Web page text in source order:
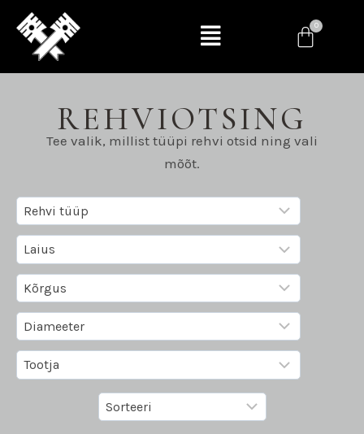
REHVIOTSING
Tee valik, millist tüüpi rehvi otsid ning vali
mõõt.